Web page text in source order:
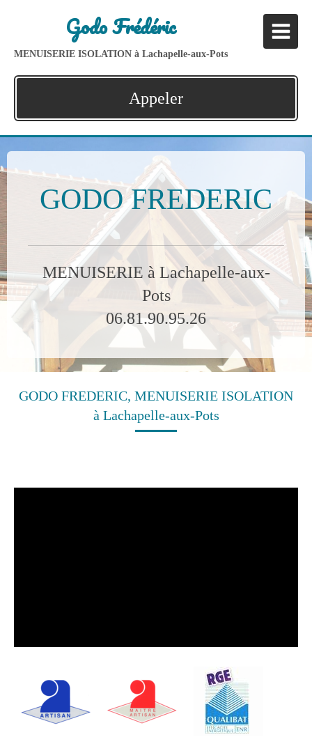
Godo Frédéric
MENUISERIE ISOLATION à Lachapelle-aux-Pots
Appeler
GODO FREDERIC
MENUISERIE à Lachapelle-aux-
Pots
06.81.90.95.26
GODO FREDERIC, MENUISERIE ISOLATION
à Lachapelle-aux-Pots